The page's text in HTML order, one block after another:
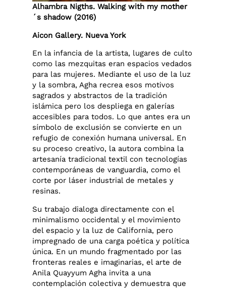
Alhambra Nigths. Walking with my mother
´s shadow (2016)
Aicon Gallery. Nueva York
En la infancia de la artista, lugares de culto
como las mezquitas eran espacios vedados
para las mujeres. Mediante el uso de la luz
y la sombra, Agha recrea esos motivos
sagrados y abstractos de la tradición
islámica pero los despliega en galerías
accesibles para todos. Lo que antes era un
símbolo de exclusión se convierte en un
refugio de conexión humana universal. En
su proceso creativo, la autora combina la
artesanía tradicional textil con tecnologías
contemporáneas de vanguardia, como el
corte por láser industrial de metales y
resinas.
Su trabajo dialoga directamente con el
minimalismo occidental y el movimiento
del espacio y la luz de California, pero
impregnado de una carga poética y política
única. En un mundo fragmentado por las
fronteras reales e imaginarias, el arte de
Anila Quayyum Agha invita a una
contemplación colectiva y demuestra que